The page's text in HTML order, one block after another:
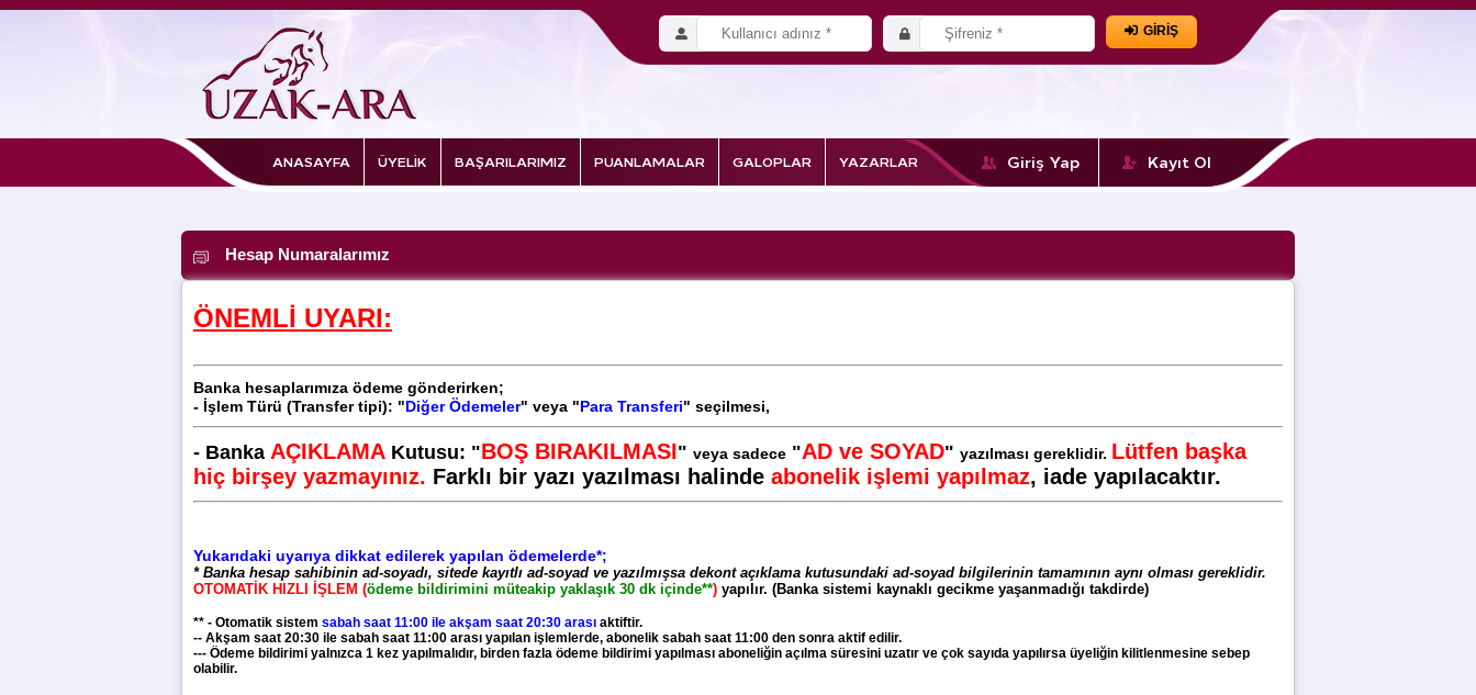
GİRİŞ
ANASAYFA ÜYELİK BAŞARILARIMIZ PUANLAMALAR GALOPLAR YAZARLAR Giriş Yap Kayıt Ol
Hesap Numaralarımız
ÖNEMLİ UYARI:
Banka hesaplarımıza ödeme gönderirken;
- İşlem Türü (Transfer tipi): "Diğer Ödemeler" veya "Para Transferi" seçilmesi,
- Banka AÇIKLAMA Kutusu: "BOŞ BIRAKILMASI" veya sadece "AD ve SOYAD" yazılması gereklidir. Lütfen başka
hiç birşey yazmayınız. Farklı bir yazı yazılması halinde abonelik işlemi yapılmaz, iade yapılacaktır.
Yukarıdaki uyarıya dikkat edilerek yapılan ödemelerde*;
* Banka hesap sahibinin ad-soyadı, sitede kayıtlı ad-soyad ve yazılmışsa dekont açıklama kutusundaki ad-soyad bilgilerinin tamamının aynı olması gereklidir.
OTOMATİK HIZLI İŞLEM (ödeme bildirimini müteakip yaklaşık 30 dk içinde**) yapılır. (Banka sistemi kaynaklı gecikme yaşanmadığı takdirde)
** - Otomatik sistem sabah saat 11:00 ile akşam saat 20:30 arası aktiftir.
-- Akşam saat 20:30 ile sabah saat 11:00 arası yapılan işlemlerde, abonelik sabah saat 11:00 den sonra aktif edilir.
--- Ödeme bildirimi yalnızca 1 kez yapılmalıdır, birden fazla ödeme bildirimi yapılması aboneliğin açılma süresini uzatır ve çok sayıda yapılırsa üyeliğin kilitlenmesine sebep
olabilir.